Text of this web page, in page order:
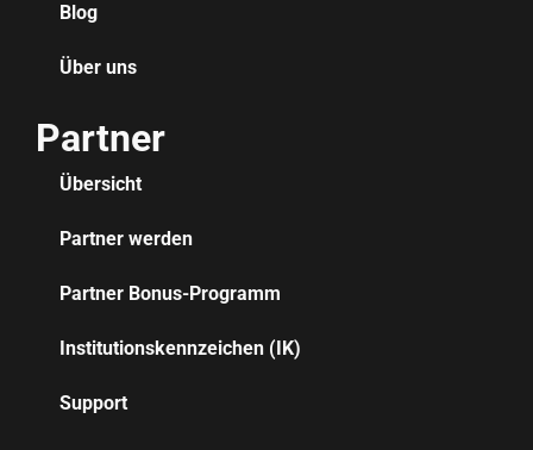
Blog
Über uns
Partner
Übersicht
Partner werden
Partner Bonus-Programm
Institutionskennzeichen (IK)
Support